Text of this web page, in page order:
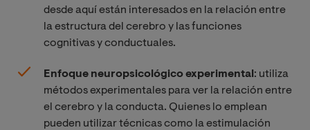
desde aquí están interesados en la relación entre
la estructura del cerebro y las funciones
cognitivas y conductuales.
Enfoque neuropsicológico experimental : utiliza
métodos experimentales para ver la relación entre
el cerebro y la conducta. Quienes lo emplean
pueden utilizar técnicas como la estimulación